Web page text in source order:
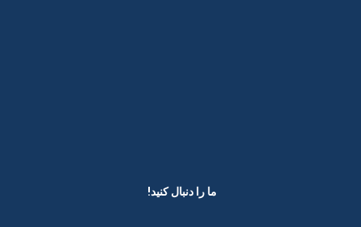
ما را دنبال کنید! ​